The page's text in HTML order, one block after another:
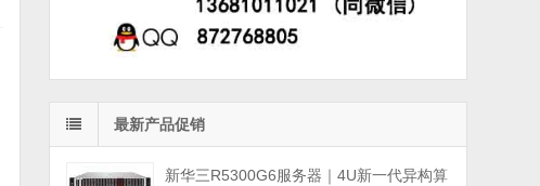
最新产品促销
新华三R5300G6服务器｜4U新一代异构算